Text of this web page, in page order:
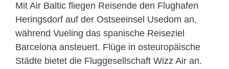
Mit Air Baltic fliegen Reisende den Flughafen
Heringsdorf auf der Ostseeinsel Usedom an,
während Vueling das spanische Reiseziel
Barcelona ansteuert. Flüge in osteuropäische
Städte bietet die Fluggesellschaft Wizz Air an.